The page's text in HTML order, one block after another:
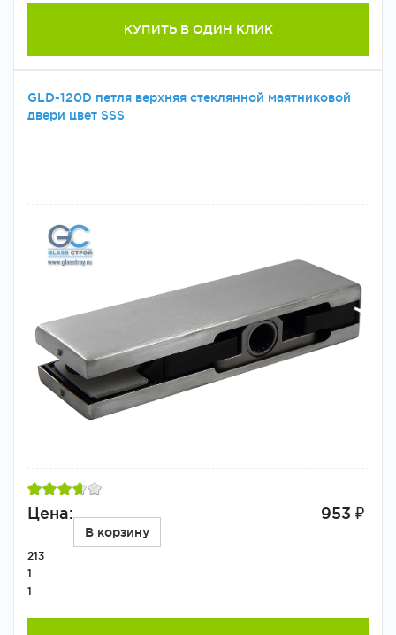
КУПИТЬ В ОДИН КЛИК
GLD-120D петля верхняя стеклянной маятниковой
двери цвет SSS
Цена: 953 ₽
В корзину
213
1
1